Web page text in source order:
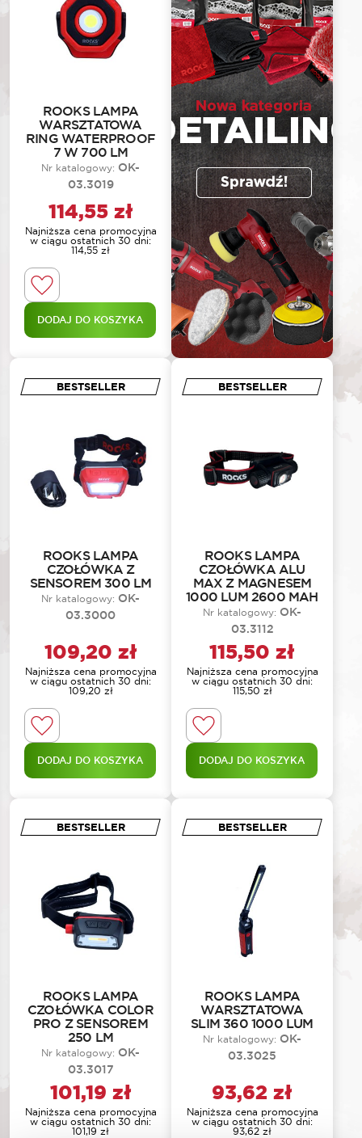
ROOKS LAMPA
WARSZTATOWA
RING WATERPROOF
7 W 700 LM
Nr katalogowy: OK-
03.3019
114,55 zł
Najniższa cena promocyjna
w ciągu ostatnich 30 dni:
114,55 zł
DODAJ DO KOSZYKA
BESTSELLER
ROOKS LAMPA
CZOŁÓWKA Z
SENSOREM 300 LM
Nr katalogowy: OK-
03.3000
109,20 zł
Najniższa cena promocyjna
w ciągu ostatnich 30 dni:
109,20 zł
DODAJ DO KOSZYKA
BESTSELLER
ROOKS LAMPA
CZOŁÓWKA ALU
MAX Z MAGNESEM
1000 LUM 2600 MAH
Nr katalogowy: OK-
03.3112
115,50 zł
Najniższa cena promocyjna
w ciągu ostatnich 30 dni:
115,50 zł
DODAJ DO KOSZYKA
BESTSELLER
ROOKS LAMPA
CZOŁÓWKA COLOR
PRO Z SENSOREM
250 LM
Nr katalogowy: OK-
03.3017
101,19 zł
Najniższa cena promocyjna
w ciągu ostatnich 30 dni:
101,19 zł
BESTSELLER
ROOKS LAMPA
WARSZTATOWA
SLIM 360 1000 LUM
Nr katalogowy: OK-
03.3025
93,62 zł
Najniższa cena promocyjna
w ciągu ostatnich 30 dni:
93,62 zł